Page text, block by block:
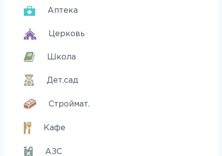
Аптека
Церковь
Школа
Дет.сад
Строймат.
Кафе
АЗС